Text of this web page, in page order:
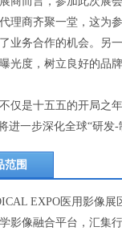
理商齐聚一堂，这为
业务合作的机会。另
光度，树立良好的品
仅是十五五的开局之
进一步深化全球“研发
范围
EXPO医用影像展
像融合平台，汇集